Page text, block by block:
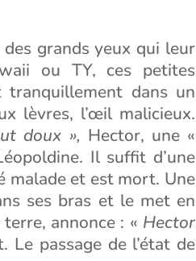
grands yeux qui leur
ou TY, ces petites
tranquillement dans un
lèvres, l’œil malicieux.
doux », Hector, une «
Il suffit d’une
malade et est mort. Une
ses bras et le met en
annonce : « Hector
Le passage de l’état de